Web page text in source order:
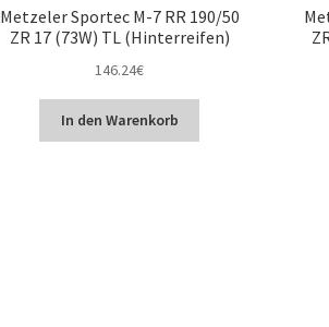
Metzeler Sportec M-7 RR 190/50
ZR 17 (73W) TL (Hinterreifen)
146.24€
In den Warenkorb